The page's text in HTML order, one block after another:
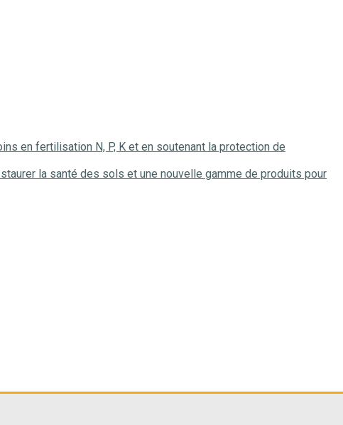
en fertilisation N, P, K et en soutenant la protection de
la santé des sols et une nouvelle gamme de produits pour